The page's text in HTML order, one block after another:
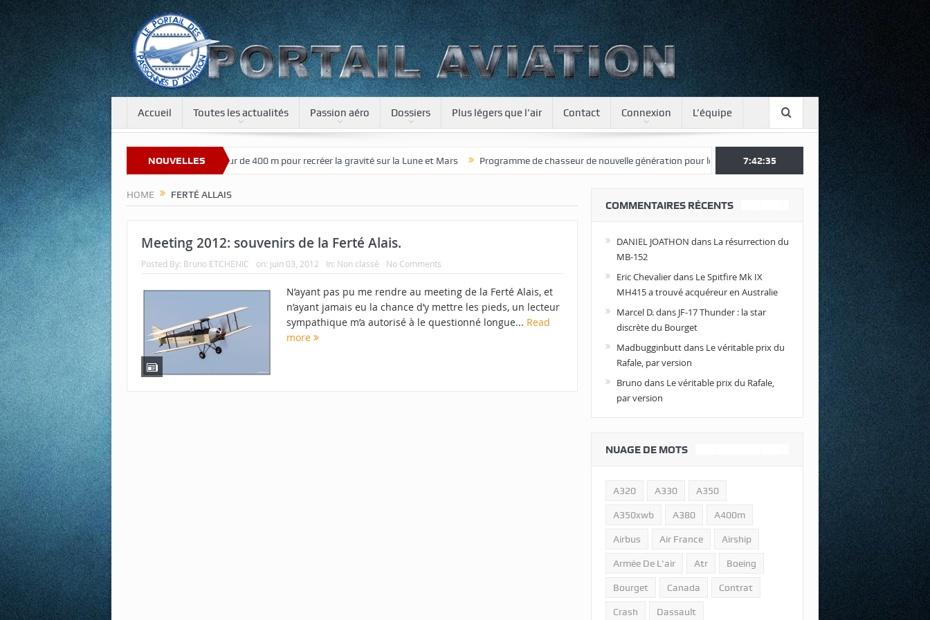
Accueil Toutes les actualités Passion aéro Dossiers Plus légers que l’air Contact Connexion L’équipe
NOUVELLES
Bienvenue sur notre nouveau site Une tour de 400 m pour recréer la gravité sur la Lune et Mars Programme de chasseur de nouvelle génération pour le Japon Une journée spotter à Luxeuil
7:42:35
HOME FERTÉ ALLAIS
Meeting 2012: souvenirs de la Ferté Alais.
Posted By: Bruno ETCHENIC on: juin 03, 2012 In: Non classé No Comments
N’ayant pas pu me rendre au meeting de la Ferté Alais, et
n’ayant jamais eu la chance d’y mettre les pieds, un lecteur
sympathique m’a autorisé à le questionné longue... Read
more
COMMENTAIRES RÉCENTS
DANIEL JOATHON dans La résurrection du
MB-152
Eric Chevalierdans Le Spitfire Mk IX
MH415 a trouvé acquéreur en Australie
Marcel D.dans JF-17 Thunder : la star
discrète du Bourget
Madbugginbuttdans Le véritable prix du
Rafale, par version
Bruno dans Le véritable prix du Rafale,
par version
NUAGE DE MOTS
A320 A330 A350
A350xwb A380 A400m
Airbus Air France Airship
Armée De L'air Atr Boeing
Bourget Canada Contrat
Crash Dassault